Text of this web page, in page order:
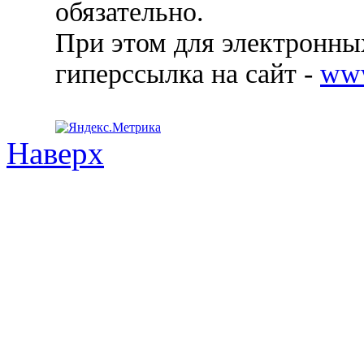
обязательно.
При этом для
гиперссылка на сайт -
Наверх